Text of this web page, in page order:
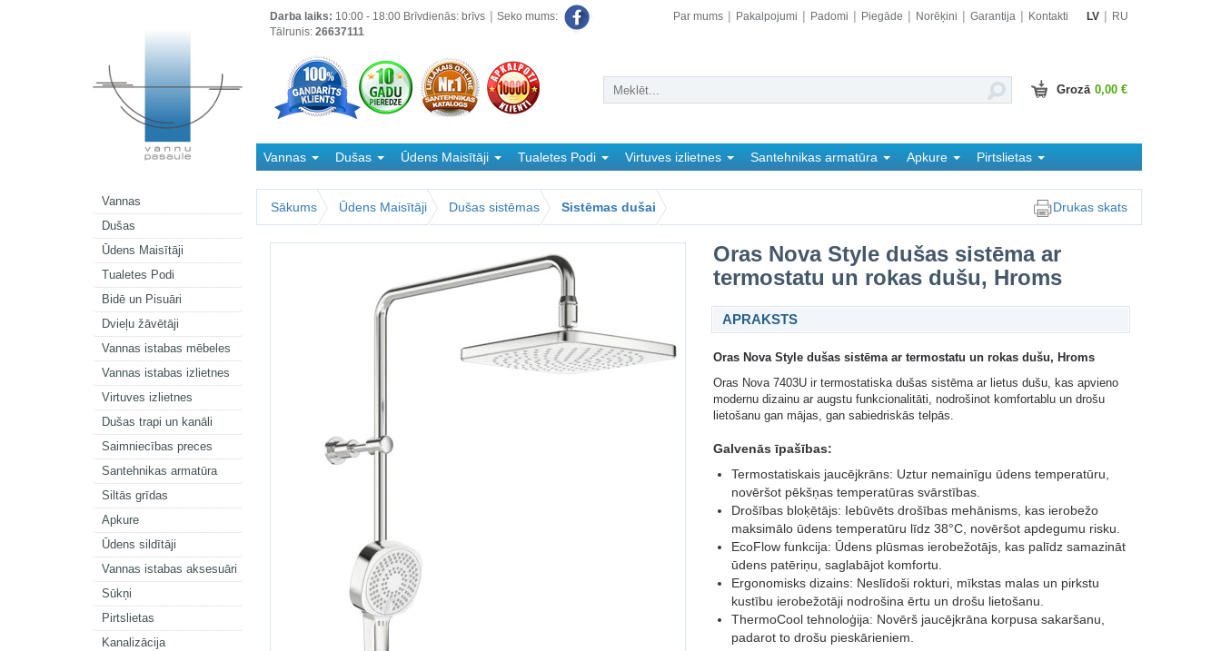
Vannas
Dušas
Ūdens Maisītāji
Tualetes Podi
Bidē un Pisuāri
Dvieļu žāvētāji
Vannas istabas mēbeles
Vannas istabas izlietnes
Virtuves izlietnes
Dušas trapi un kanāli
Saimniecības preces
Santehnikas armatūra
Siltās grīdas
Apkure
Ūdens sildītāji
Vannas istabas aksesuāri
Sūkņi
Pirtslietas
Kanalizācija
Darba laiks: 10:00 - 18:00 Brīvdienās: brīvs
Tālrunis: 26637111
Seko mums: Par mums Pakalpojumi Padomi Piegāde Norēķini Garantija Kontakti LV RU
Grozā 0,00 €
Vannas Dušas Ūdens Maisītāji Tualetes Podi Virtuves izlietnes Santehnikas armatūra Apkure
Pirtslietas
Sākums
Ūdens Maisītāji Dušas sistēmas Sistēmas dušai Drukas skats
Oras Nova Style dušas sistēma ar
termostatu un rokas dušu, Hroms
APRAKSTS
Oras Nova Style dušas sistēma ar termostatu un rokas dušu, Hroms
Oras Nova 7403U ir termostatiska dušas sistēma ar lietus dušu, kas apvieno
modernu dizainu ar augstu funkcionalitāti, nodrošinot komfortablu un drošu
lietošanu gan mājas, gan sabiedriskās telpās.
Galvenās īpašības:
Termostatiskais jaucējkrāns: Uztur nemainīgu ūdens temperatūru,
novēršot pēkšņas temperatūras svārstības.
Drošības bloķētājs: Iebūvēts drošības mehānisms, kas ierobežo
maksimālo ūdens temperatūru līdz 38°C, novēršot apdegumu risku.
EcoFlow funkcija: Ūdens plūsmas ierobežotājs, kas palīdz samazināt
ūdens patēriņu, saglabājot komfortu.
Ergonomisks dizains: Neslīdoši rokturi, mīkstas malas un pirkstu
kustību ierobežotāji nodrošina ērtu un drošu lietošanu.
ThermoCool tehnoloģija: Novērš jaucējkrāna korpusa sakaršanu,
padarot to drošu pieskārieniem.